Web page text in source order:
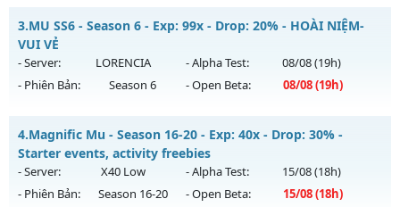
Antihack: MU8X
Mu mới ra tháng 08 2026 - Mở máy chủ
11h ngày 09/08/2626
Exp: 200x - Drop: 18%
Thể loại: Mu Nguyên bản Webzen
Antihack: IGMU.DEV
3.MU SS6 - Season 6 - Exp: 99x - Drop: 20% - HOÀI NIỆM-
VUI VẺ
- Server: LORENCIA - Alpha Test: 08/08(19h)
- Phiên Bản:
Season 6 - Open Beta: 08/08(19h)
MU SS6 - HOÀI NIỆM-VUI VẺ
Mu mới ra tháng 08 2026 - Mở máy chủ
ngày 08/08/2626
Exp: 99x - Drop: 20%
4.Magnific Mu - Season 16-20 - Exp: 40x - Drop: 30% -
Starter events, activity freebies
- Server: X40 Low - Alpha Test: 15/08(18h)
- Phiên Bản:
Season 16-20 - Open Beta: 15/08(18h)